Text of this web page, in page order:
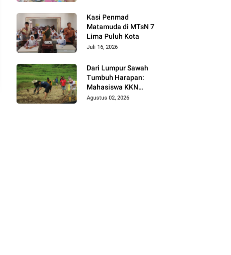
Kasi Penmad
Matamuda di MTsN 7
Lima Puluh Kota
Juli 16, 2026
Dari Lumpur Sawah
Tumbuh Harapan:
Mahasiswa KKN
Universitas Andalas
Agustus 02, 2026